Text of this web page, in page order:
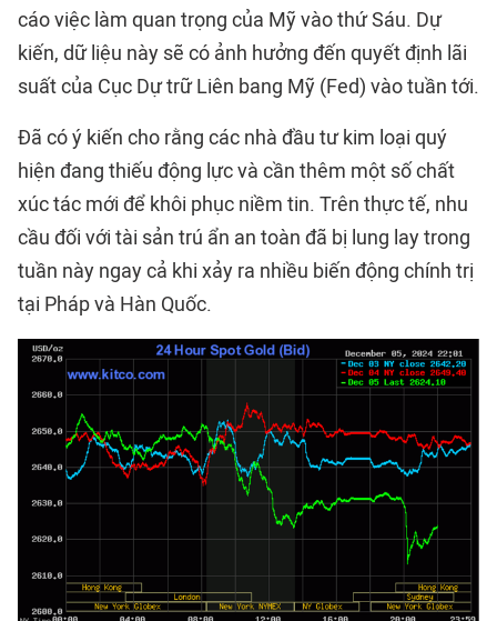
cáo việc làm quan trọng của Mỹ vào thứ Sáu. Dự
kiến, dữ liệu này sẽ có ảnh hưởng đến quyết định lãi
suất của Cục Dự trữ Liên bang Mỹ (Fed) vào tuần tới.
Đã có ý kiến cho rằng các nhà đầu tư kim loại quý
hiện đang thiếu động lực và cần thêm một số chất
xúc tác mới để khôi phục niềm tin. Trên thực tế, nhu
cầu đối với tài sản trú ẩn an toàn đã bị lung lay trong
tuần này ngay cả khi xảy ra nhiều biến động chính trị
tại Pháp và Hàn Quốc.